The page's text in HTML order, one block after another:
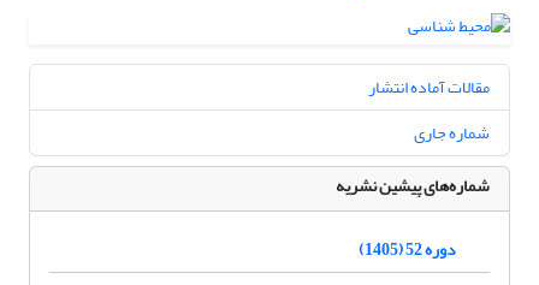
مقالات آماده انتشار
شماره جاری
شماره‌های پیشین نشریه
دوره 52 (1405)